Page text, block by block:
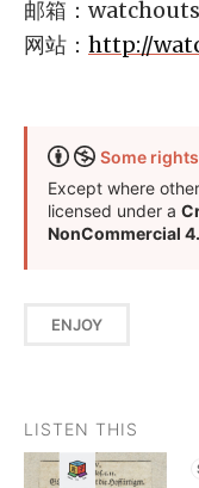
邮箱：
网站： http://
Some
Except where
licensed under a
NonCommercial
ENJOY
LISTEN THIS